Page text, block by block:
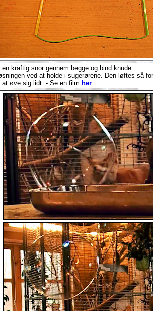
kraftig snor gennem begge og bind knude.
ved at holde i sugerørene. Den løftes så
øve sig lidt. - Se en film her.